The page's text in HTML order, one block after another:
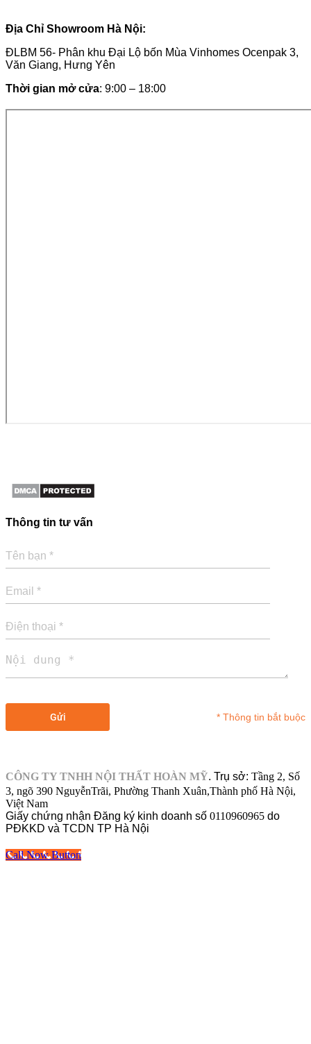
Địa Chỉ Showroom Hà Nội:
ĐLBM 56- Phân khu Đại Lộ bốn Mùa Vinhomes Ocenpak 3,
Văn Giang, Hưng Yên
Thời gian mở cửa: 9:00 – 18:00
Thông tin tư vấn
* Thông tin bắt buộc
CÔNG TY TNHH NỘI THẤT HOÀN MỸ. Trụ sở: Tầng 2, Số
3, ngõ 390 NguyễnTrãi, Phường Thanh Xuân,Thành phố Hà Nội,
Việt Nam
Giấy chứng nhận Đăng ký kinh doanh số 0110960965 do
PĐKKD và TCDN TP Hà Nội
Call Now Button